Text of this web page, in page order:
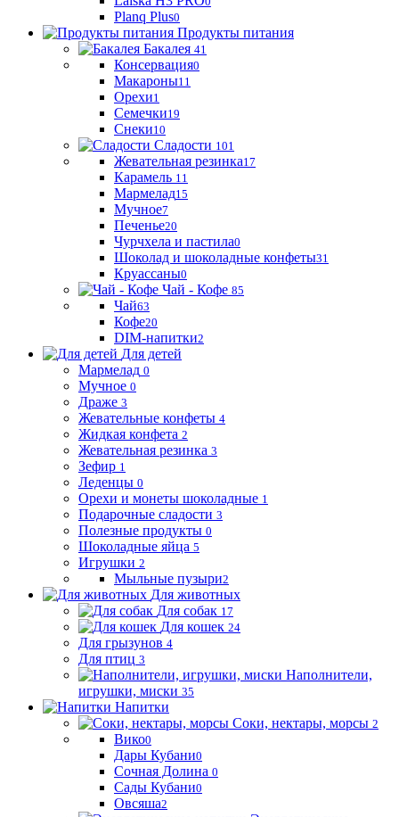
Planq Plus0
Продукты питания
Бакалея 41
Консервация0
Макароны11
Орехи1
Семечки19
Снеки10
Сладости 101
Жевательная резинка17
Карамель 11
Мармелад15
Мучное7
Печенье20
Чурчхела и пастила0
Шоколад и шоколадные конфеты31
Круассаны0
Чай - Кофе 85
Чай63
Кофе20
DIM-напитки2
Для детей
Мармелад 0
Мучное 0
Драже 3
Жевательные конфеты 4
Жидкая конфета 2
Жевательная резинка 3
Зефир 1
Леденцы 0
Орехи и монеты шоколадные 1
Подарочные сладости 3
Полезные продукты 0
Шоколадные яйца 5
Игрушки 2
Мыльные пузыри2
Для животных
Для собак 17
Для кошек 24
Для грызунов 4
Для птиц 3
Наполнители,
игрушки, миски 35
Напитки
Соки, нектары, морсы 2
Вико0
Дары Кубани0
Сочная Долина 0
Сады Кубани0
Овсяша2